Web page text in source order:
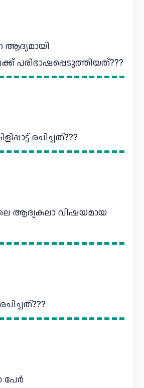
ആദ്യമായി
പരിഭാഷപ്പെടുത്തിയത്???
രചിച്ചത്???
ആദ്യകലാ വിഷയമായ
പേർ